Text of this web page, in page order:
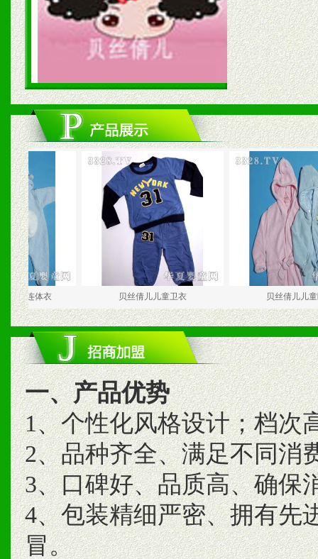
体衣 贝丝倩儿儿童卫衣 贝丝倩儿儿童睡衣
一、产品优势
1、个性化风格设计；档次
2、品种齐全、满足不同消
3、口碑好、品质高、确保
4、包装精细严密、拥有先
冒。